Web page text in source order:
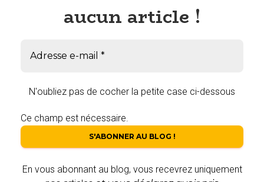
aucun article !
N'oubliez pas de cocher la petite case ci-dessous
Ce champ est nécessaire.
En vous abonnant au blog, vous recevrez uniquement